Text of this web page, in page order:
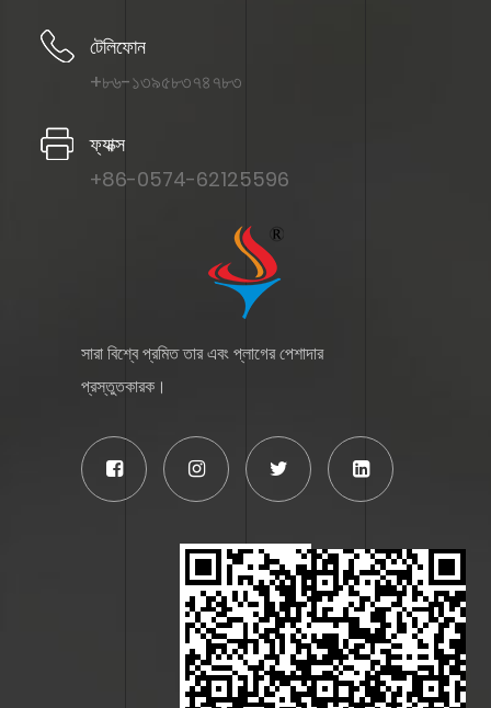
টেলিফোন
+৮৬-১৩৯৫৮৩৭৪৭৮৩
ফ্যাক্স
+86-0574-62125596
সারা বিশ্বে প্রমিত তার এবং প্লাগের পেশাদার
প্রস্তুতকারক।